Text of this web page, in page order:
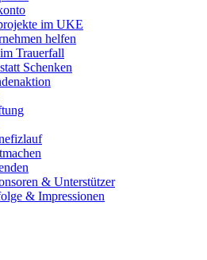
im UKE
helfen
Trauerfall
Schenken
& Unterstützer
& Impressionen